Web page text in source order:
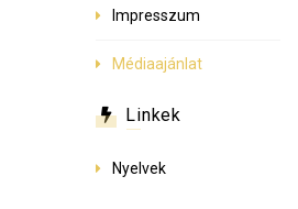
Impresszum
Médiaajánlat
Linkek
Nyelvek